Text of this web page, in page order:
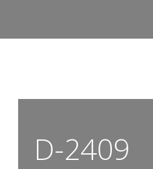
D-2409